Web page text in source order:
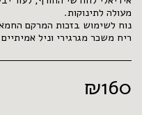
ריח משכר מגרגירי וניל
₪160